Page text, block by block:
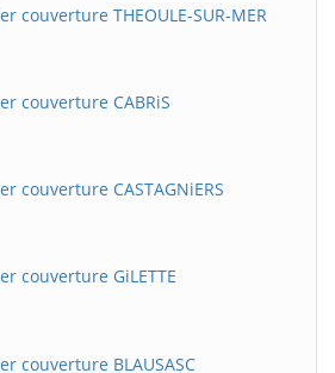
couverture THEOULE-SUR-MER
couverture CABRiS
couverture CASTAGNiERS
couverture GiLETTE
couverture BLAUSASC